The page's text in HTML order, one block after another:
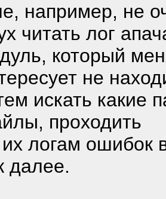
например, не
читать лог
который
не
искать какие
проходить
логам ошибок
далее.